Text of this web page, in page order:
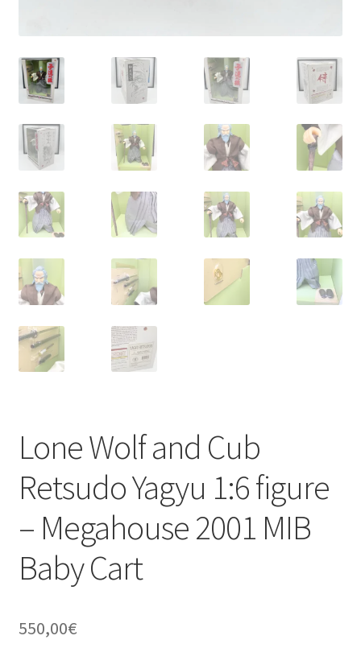
Lone Wolf and Cub
Retsudo Yagyu 1:6 figure
– Megahouse 2001 MIB
Baby Cart
550,00€